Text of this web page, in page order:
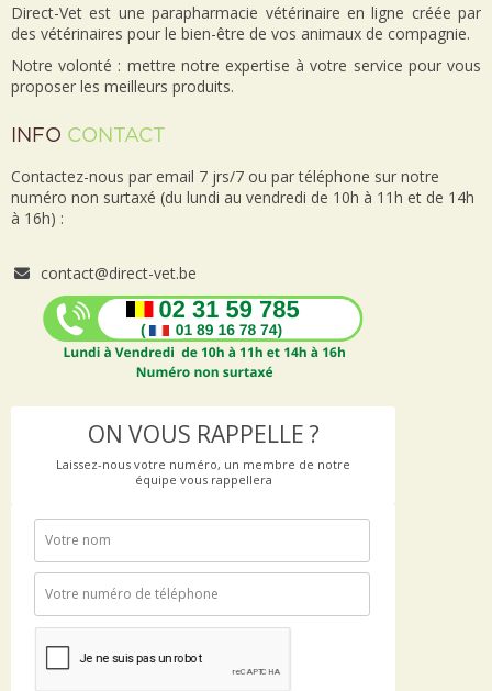
Direct-Vet est une parapharmacie vétérinaire en ligne créée par
des vétérinaires pour le bien-être de vos animaux de compagnie.
Notre volonté : mettre notre expertise à votre service pour vous
proposer les meilleurs produits.
INFO CONTACT
Contactez-nous par email 7 jrs/7 ou par téléphone sur notre
numéro non surtaxé (du lundi au vendredi de 10h à 11h et de 14h
à 16h) :
contact@direct-vet.be
ON VOUS RAPPELLE ?
Laissez-nous votre numéro, un membre de notre
équipe vous rappellera